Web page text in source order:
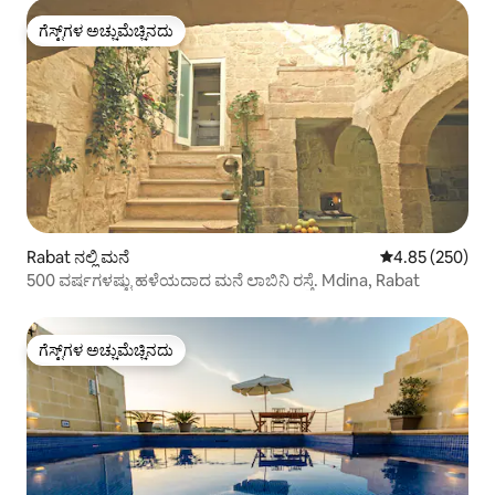
ಗೆಸ್ಟ್‌ಗಳ ಅಚ್ಚುಮೆಚ್ಚಿನದು
ಗೆಸ್ಟ್‌ಗಳ ಅಚ್ಚುಮೆಚ್ಚಿನದು
Rabat ನಲ್ಲಿ ಮನೆ 5 ರಲ್ಲಿ 4.85
4.85 (250)
500 ವರ್ಷಗಳಷ್ಟು ಹಳೆಯದಾದ ಮನೆ ಲಾಬಿನಿ ರಸ್ತೆ. Mdina, Rabat
ಗೆಸ್ಟ್‌ಗಳ ಅಚ್ಚುಮೆಚ್ಚಿನದು
ಗೆಸ್ಟ್‌ಗಳ ಅಚ್ಚುಮೆಚ್ಚಿನದು